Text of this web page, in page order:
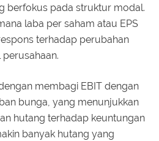
berfokus pada struktur modal.
laba per saham atau EPS
terhadap perubahan
membagi EBIT dengan
bunga, yang menunjukkan
hutang terhadap keuntungan
banyak hutang yang